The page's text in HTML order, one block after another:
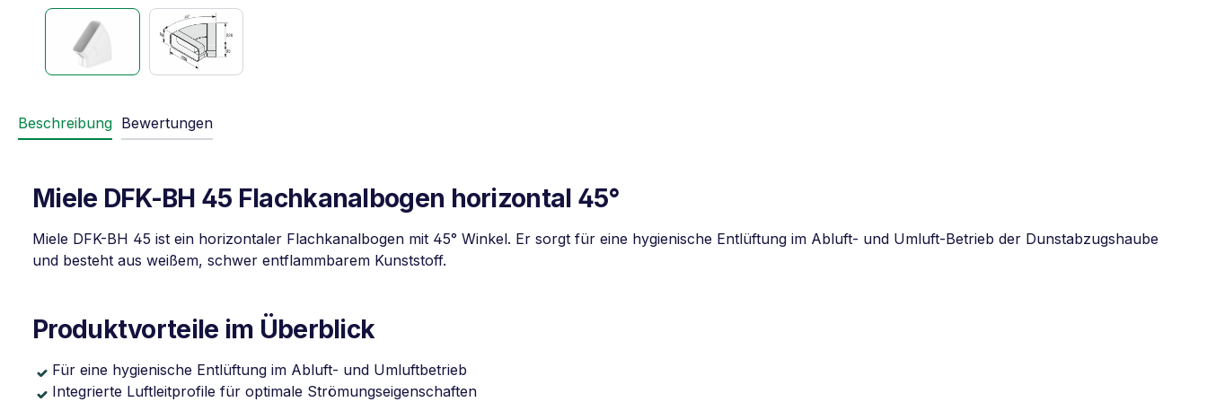
Beschreibung Bewertungen
Miele DFK-BH 45 Flachkanalbogen horizontal 45°
Miele DFK-BH 45 ist ein horizontaler Flachkanalbogen mit 45° Winkel. Er sorgt für eine hygienische Entlüftung im Abluft- und Umluft-Betrieb der Dunstabzugshaube
und besteht aus weißem, schwer entflammbarem Kunststoff.
Produktvorteile im Überblick
Für eine hygienische Entlüftung im Abluft- und Umluftbetrieb
Integrierte Luftleitprofile für optimale Strömungseigenschaften